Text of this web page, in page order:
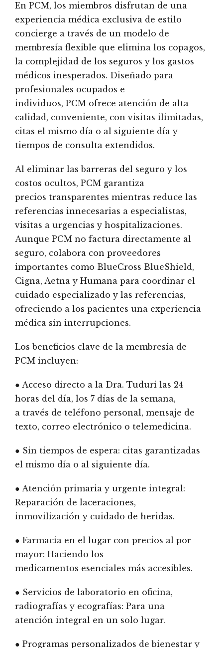
En PCM, los miembros disfrutan de una
experiencia médica exclusiva de estilo
concierge a través de un modelo de
membresía flexible que elimina los copagos,
la complejidad de los seguros y los gastos
médicos inesperados. Diseñado para
profesionales ocupados e
individuos, PCM ofrece atención de alta
calidad, conveniente, con visitas ilimitadas,
citas el mismo día o al siguiente día y
tiempos de consulta extendidos.
Al eliminar las barreras del seguro y los
costos ocultos, PCM garantiza
precios transparentes mientras reduce las
referencias innecesarias a especialistas,
visitas a urgencias y hospitalizaciones.
Aunque PCM no factura directamente al
seguro, colabora con proveedores
importantes como BlueCross BlueShield,
Cigna, Aetna y Humana para coordinar el
cuidado especializado y las referencias,
ofreciendo a los pacientes una experiencia
médica sin interrupciones.
Los beneficios clave de la membresía de
PCM incluyen:
● Acceso directo a la Dra. Tuduri las 24
horas del día, los 7 días de la semana,
a través de teléfono personal, mensaje de
texto, correo electrónico o telemedicina.
● Sin tiempos de espera: citas garantizadas
el mismo día o al siguiente día.
● Atención primaria y urgente integral:
Reparación de laceraciones,
inmovilización y cuidado de heridas.
● Farmacia en el lugar con precios al por
mayor: Haciendo los
medicamentos esenciales más accesibles.
● Servicios de laboratorio en oficina,
radiografías y ecografías: Para una
atención integral en un solo lugar.
● Programas personalizados de bienestar y